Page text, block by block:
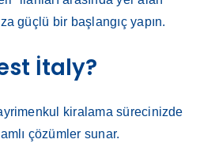
güçlü bir başlangıç yapın.
İtaly?
kiralama sürecinizde
çözümler sunar.